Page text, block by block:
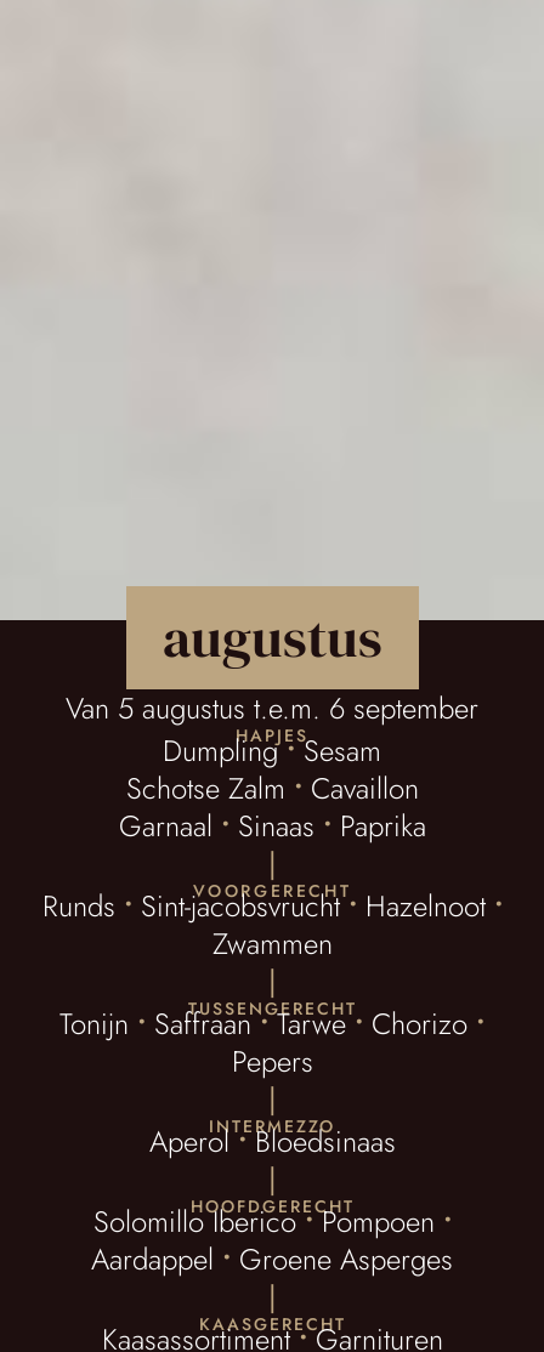
augustus
Van 5 augustus t.e.m. 6 september
HAPJES
Dumpling•Sesam
Schotse Zalm • Cavaillon
Garnaal • Sinaas • Paprika
|
VOORGERECHT
Runds • Sint-jacobsvrucht• Hazelnoot •
Zwammen
|
TUSSENGERECHT
Tonijn • Saffraan•Tarwe• Chorizo •
Pepers
|
INTERMEZZO
Aperol•Bloedsinaas
|
HOOFDGERECHT
Solomillo Iberico•Pompoen •
Aardappel • Groene Asperges
|
KAASGERECHT
Kaasassortiment•Garnituren